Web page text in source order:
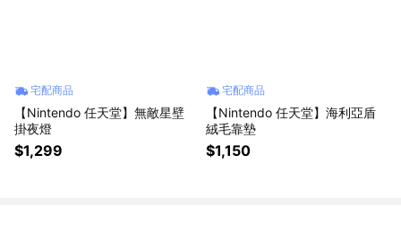
宅配商品
【Nintendo 任天堂】無敵星壁
掛夜燈
$1,299
宅配商品
【Nintendo 任天堂】海利亞盾
絨毛靠墊
$1,150